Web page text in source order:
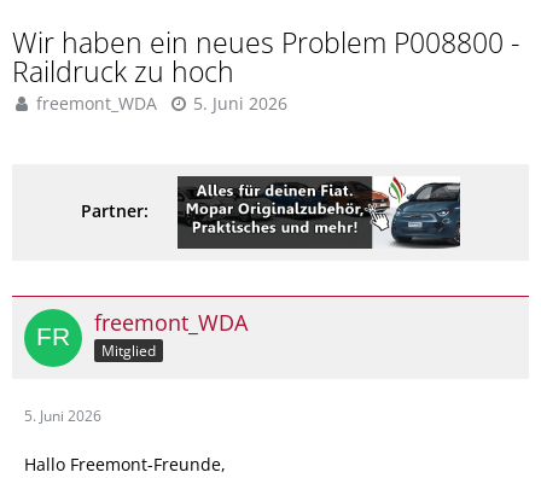
Wir haben ein neues Problem P008800 -
Raildruck zu hoch
freemont_WDA 5. Juni 2026
Partner:
freemont_WDA
Mitglied
5. Juni 2026
Hallo Freemont-Freunde,